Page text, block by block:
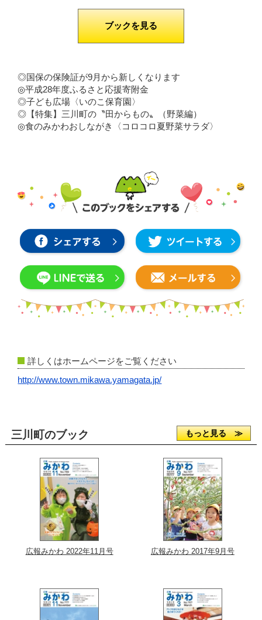
ブックを見る
◎国保の保険証が9月から新しくなります
◎平成28年度ふるさと応援寄附金
◎子ども広場〈いのこ保育園〉
◎【特集】三川町の〝田からもの〟（野菜編）
◎食のみかわおしながき〈コロコロ夏野菜サラダ〉
詳しくはホームページをご覧ください
http://www.town.mikawa.yamagata.jp/
三川町のブック もっと見る ≫
広報みかわ 2022年11月号 広報みかわ 2017年9月号